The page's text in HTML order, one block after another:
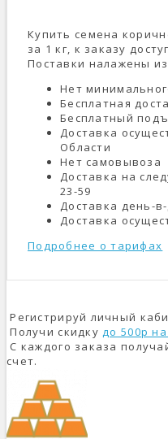
Купить семена
за 1 кг, к заказу
Поставки налажены
Нет
Бесплатная
Бесплатный
Доставка
Области
Нет самовывоза
Доставка на
23-59
Доставка день-
Доставка
Подробнее о тарифах
Регистрируй личный
Получи скидкудо 500р
С каждого заказа
счет.